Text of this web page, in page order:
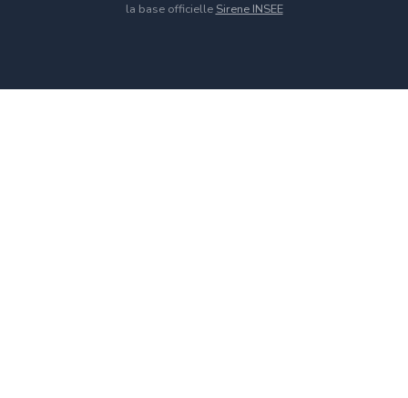
la base officielle Sirene INSEE